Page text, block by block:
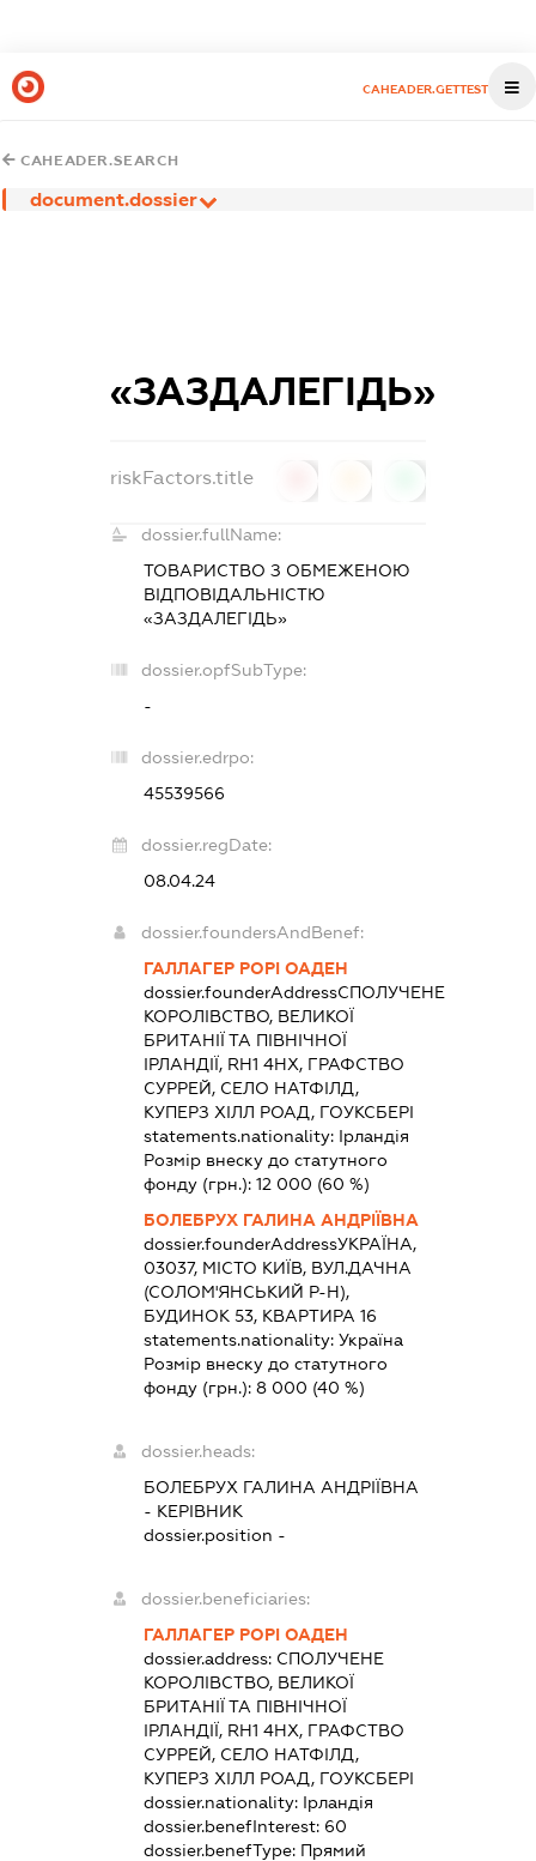
CAHEADER.GETTEST
CAHEADER.SEARCH
document.dossier
«ЗАЗДАЛЕГІДЬ»
riskFactors.title
dossier.fullName:
ТОВАРИСТВО З ОБМЕЖЕНОЮ
ВІДПОВІДАЛЬНІСТЮ
«ЗАЗДАЛЕГІДЬ»
dossier.opfSubType:
-
dossier.edrpo:
45539566
dossier.regDate:
08.04.24
dossier.foundersAndBenef:
ГАЛЛАГЕР РОРІ ОАДЕН
dossier.founderAddressСПОЛУЧЕНЕ
КОРОЛІВСТВО, ВЕЛИКОЇ
БРИТАНІЇ ТА ПІВНІЧНОЇ
ІРЛАНДІЇ, RH1 4HX, ГРАФСТВО
СУРРЕЙ, СЕЛО НАТФІЛД,
КУПЕРЗ ХІЛЛ РОАД, ГОУКСБЕРІ
statements.nationality: Ірландія
Розмір внеску до статутного
фонду (грн.): 12 000 (60 %)
БОЛЕБРУХ ГАЛИНА АНДРІЇВНА
dossier.founderAddressУКРАЇНА,
03037, МІСТО КИЇВ, ВУЛ.ДАЧНА
(СОЛОМ'ЯНСЬКИЙ Р-Н),
БУДИНОК 53, КВАРТИРА 16
statements.nationality: Україна
Розмір внеску до статутного
фонду (грн.): 8 000 (40 %)
dossier.heads:
БОЛЕБРУХ ГАЛИНА АНДРІЇВНА
- КЕРІВНИК
dossier.position -
dossier.beneficiaries:
ГАЛЛАГЕР РОРІ ОАДЕН
dossier.address: СПОЛУЧЕНЕ
КОРОЛІВСТВО, ВЕЛИКОЇ
БРИТАНІЇ ТА ПІВНІЧНОЇ
ІРЛАНДІЇ, RH1 4HX, ГРАФСТВО
СУРРЕЙ, СЕЛО НАТФІЛД,
КУПЕРЗ ХІЛЛ РОАД, ГОУКСБЕРІ
dossier.nationality: Ірландія
dossier.benefInterest: 60
dossier.benefType: Прямий